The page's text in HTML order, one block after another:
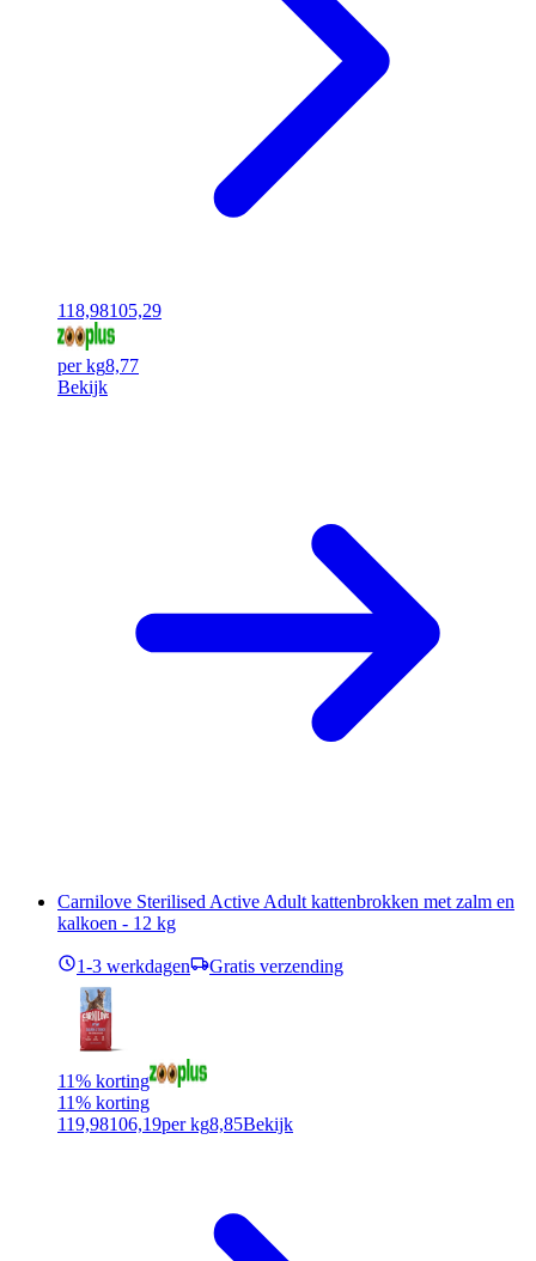
118,98105,29
per kg8,77
Bekijk
Carnilove Sterilised Active Adult kattenbrokken met zalm en
kalkoen - 12 kg
1-3 werkdagen Gratis verzending
11% korting
11% korting
119,98106,19per kg8,85Bekijk